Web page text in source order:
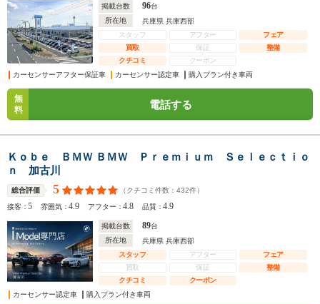
掲載台数 96台
所在地
兵庫県 兵庫西部
スタッフ
アフター
フェア
買取
保証
整備
クチコミ
クーポン
カーセンサーアフター保証車
カーセンサー認定車 購入プラン付き車両
無
料
電話する
Ｋｏｂｅ ＢＭＷ ＢＭＷ Ｐｒｅｍｉｕｍ Ｓｅｌｅｃｔｉｏ
ｎ 加古川
総合評価 5 （クチコミ件数： 432件）
接客：5 雰囲気：4.9 アフター：4.8 品質：4.9
掲載台数 89台
所在地
兵庫県 兵庫西部
スタッフ
アフター
フェア
買取
保証
整備
クチコミ
クーポン
カーセンサー認定車
購入プラン付き車両